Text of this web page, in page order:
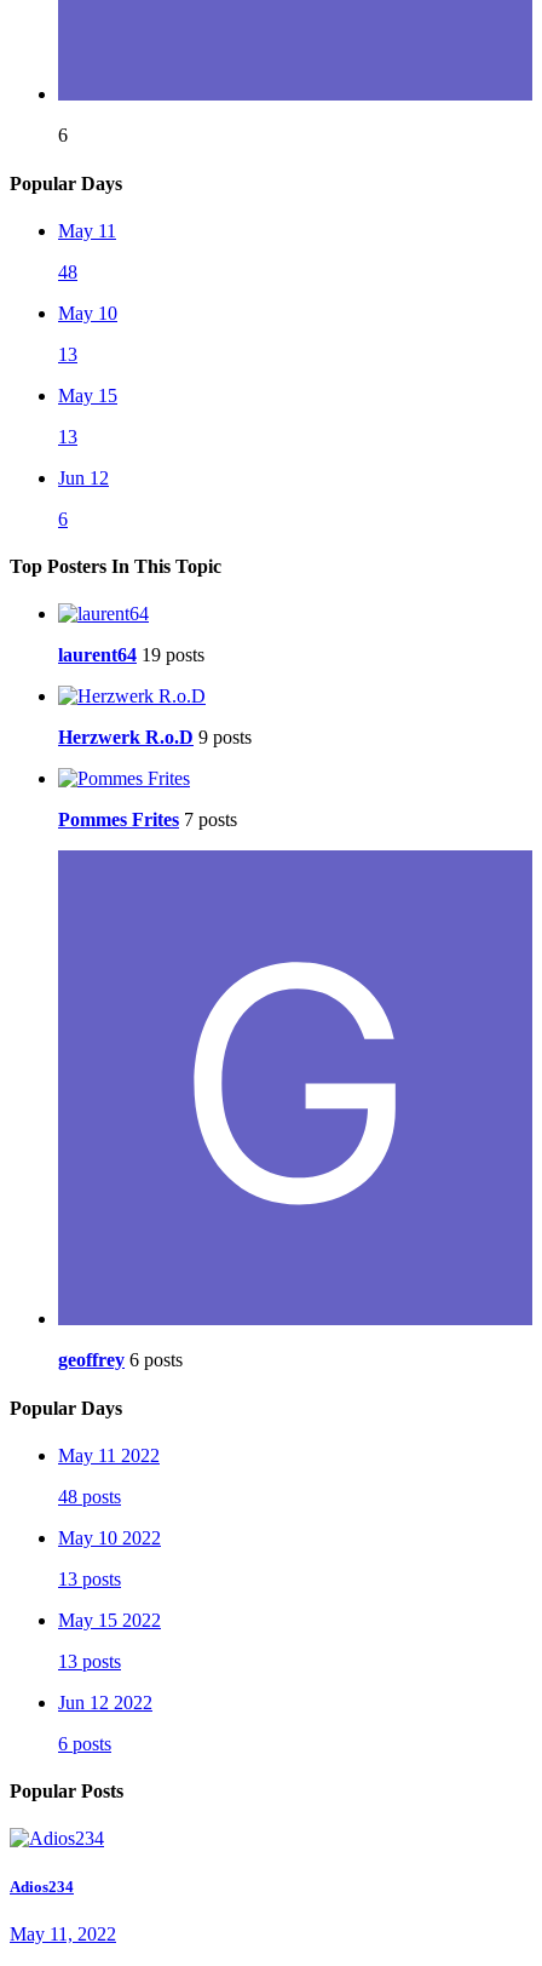
6
Popular Days
May 11
48
May 10
13
May 15
13
Jun 12
6
Top Posters In This Topic
laurent64 19 posts
Herzwerk R.o.D 9 posts
Pommes Frites 7 posts
geoffrey 6 posts
Popular Days
May 11 2022
48 posts
May 10 2022
13 posts
May 15 2022
13 posts
Jun 12 2022
6 posts
Popular Posts
Adios234
May 11, 2022